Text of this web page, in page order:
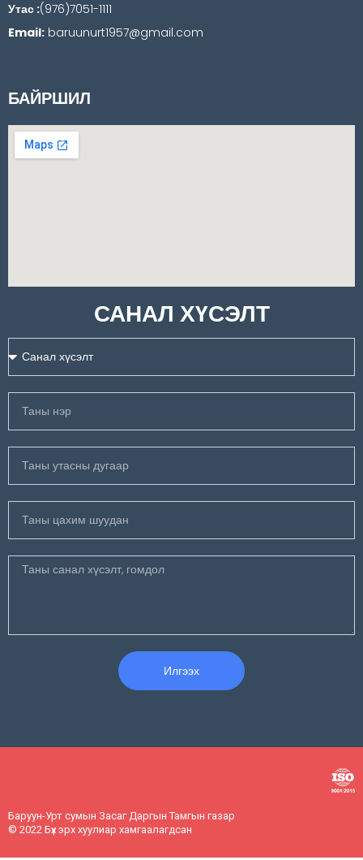
Утас :(976)7051-1111
Email: baruunurt1957@gmail.com
БАЙРШИЛ
САНАЛ ХҮСЭЛТ
Илгээх
Баруун-Урт сумын Засаг Даргын Тамгын газар
© 2022 Бүх эрх хуулиар хамгаалагдсан